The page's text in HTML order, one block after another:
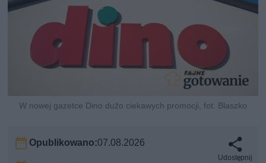
W nowej gazetce Dino dużo ciekawych promocji, fot. Blaszko
Opublikowano:07.08.2026
Udostępnij